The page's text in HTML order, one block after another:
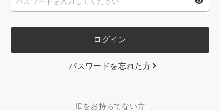
パスワードを忘れた方
IDをお持ちでない方